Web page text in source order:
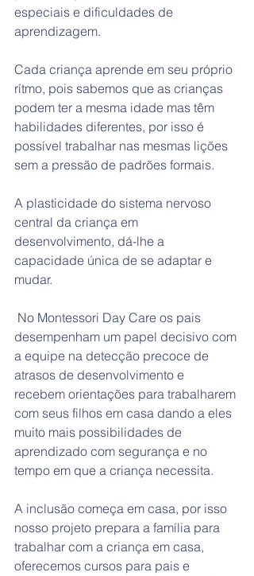
especiais e dificuldades de
aprendizagem.
Cada criança aprende em seu próprio
rítmo, pois sabemos que as crianças
podem ter a mesma idade mas têm
habilidades diferentes, por isso é
possível trabalhar nas mesmas lições
sem a pressão de padrões formais.
A plasticidade do sistema nervoso
central da criança em
desenvolvimento, dá-lhe a
capacidade única de se adaptar e
mudar.
desempenham um papel decisivo com
a equipe na detecção precoce de
atrasos de desenvolvimento e
recebem orientações para trabalharem
com seus filhos em casa dando a eles
muito mais possibilidades de
aprendizado com segurança e no
tempo em que a criança necessita.
A inclusão começa em casa, por isso
nosso projeto prepara a família para
trabalhar com a criança em casa,
oferecemos cursos para pais e